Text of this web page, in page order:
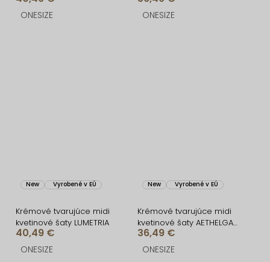
ONESIZE ONESIZE
New Vyrobené v EÚ
Krémové tvarujúce midi
kvetinové šaty LUMETRIA
40,49 €
ONESIZE
New Vyrobené v EÚ
Krémové tvarujúce midi
kvetinové šaty AETHELGA
za krk
36,49 €
ONESIZE